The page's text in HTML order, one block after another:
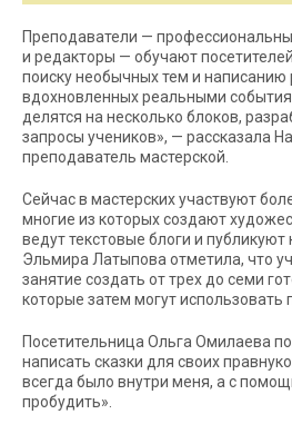
Преподаватели —
и редакторы — обучают
поиску необычных тем и написанию
вдохновленных реальными
делятся на несколько блоков,
запросы учеников», — рассказала
преподаватель мастерской.
Сейчас в мастерских участвуют
многие из которых создают
ведут текстовые блоги и публикуют
Эльмира Латыпова отметила, что
занятие создать от трех до семи
которые затем могут использовать
Посетительница Ольга Омилаева
написать сказки для своих
всегда было внутри меня, а с
пробудить».